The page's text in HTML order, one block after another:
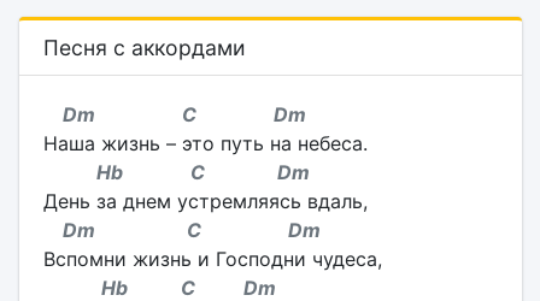
Песня с аккордами
Dm C Dm
Наша жизнь – это путь на небеса.
Hb C Dm
День за днем устремляясь вдаль,
Dm C Dm
Вспомни жизнь и Господни чудеса,
Hb C Dm